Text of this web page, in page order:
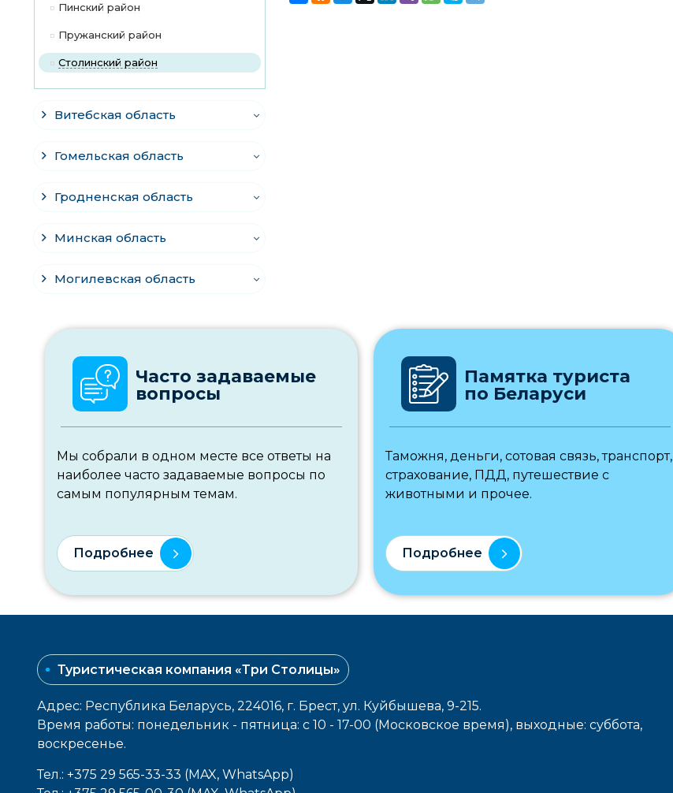
Пинский район
Пружанский район
Столинский район
Витебская область
Гомельская область
Гродненская область
Минская область
Могилевская область
Часто задаваемые
вопросы
Мы собрали в одном месте все ответы на
наиболее часто задаваемые вопросы по
самым популярным темам.
Подробнее
Памятка туриста
по Беларуси
Таможня, деньги, сотовая связь, транспорт,
страхование, ПДД, путешествие с
животными и прочее.
Подробнее
Туристическая компания «Три Столицы»
Адрес: Республика Беларусь, 224016, г. Брест, ул. Куйбышева, 9-215.
Время работы: понедельник - пятница: с 10 - 17-00 (Московское время), выходные: cуббота,
воcкресенье.
Тел.: +375 29 565-33-33 (MAX, WhatsApp)